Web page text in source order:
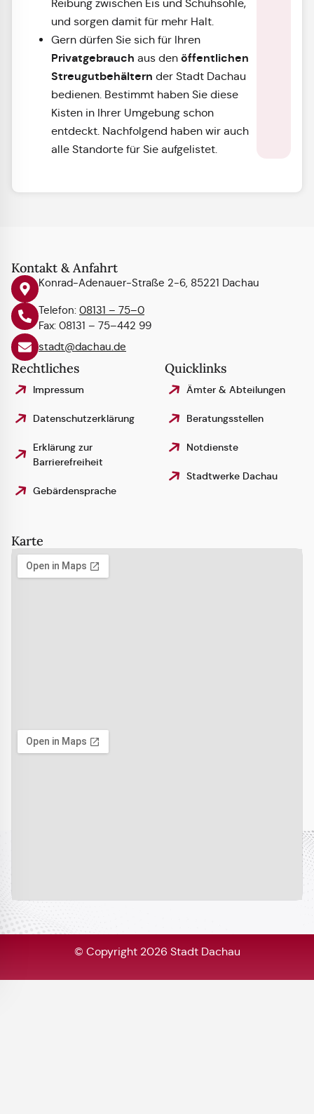
Reibung zwischen Eis und Schuhsohle,
und sorgen damit für mehr Halt.
Gern dürfen Sie sich für Ihren
Privatgebrauch aus den öffentlichen
Streugutbehältern der Stadt Dachau
bedienen. Bestimmt haben Sie diese
Kisten in Ihrer Umgebung schon
entdeckt. Nachfolgend haben wir auch
alle Standorte für Sie aufgelistet.
Kontakt & Anfahrt
Konrad-Adenauer-Straße 2-6, 85221 Dachau
Telefon: 08131 – 75–0
Fax: 08131 – 75–442 99
stadt@dachau.de
Rechtliches
Impressum
Datenschutzerklärung
Erklärung zur
Barrierefreiheit
Gebärdensprache
Quicklinks
Ämter & Abteilungen
Beratungsstellen
Notdienste
Stadtwerke Dachau
Karte
© Copyright 2026 Stadt Dachau